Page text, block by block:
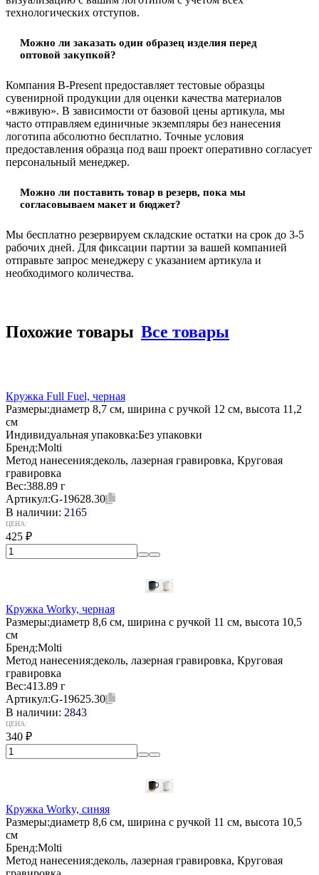
технологических отступов.
Можно ли заказать один образец изделия перед
оптовой закупкой?
Компания B-Present предоставляет тестовые образцы
сувенирной продукции для оценки качества материалов
«вживую». В зависимости от базовой цены артикула, мы
часто отправляем единичные экземпляры без нанесения
логотипа абсолютно бесплатно. Точные условия
предоставления образца под ваш проект оперативно согласует
персональный менеджер.
Можно ли поставить товар в резерв, пока мы
согласовываем макет и бюджет?
Мы бесплатно резервируем складские остатки на срок до 3-5
рабочих дней. Для фиксации партии за вашей компанией
отправьте запрос менеджеру с указанием артикула и
необходимого количества.
Похожие товары Все товары
Кружка Full Fuel, черная
Размеры:диаметр 8,7 см, ширина с ручкой 12 см, высота 11,2
см
Индивидуальная упаковка:Без упаковки
Бренд:Molti
Метод нанесения:деколь, лазерная гравировка, Круговая
гравировка
Вес:388.89 г
Артикул:G-19628.30
В наличии: 2165
ЦЕНА:
425 ₽
Кружка Worky, черная
Размеры:диаметр 8,6 см, ширина с ручкой 11 см, высота 10,5
см
Бренд:Molti
Метод нанесения:деколь, лазерная гравировка, Круговая
гравировка
Вес:413.89 г
Артикул:G-19625.30
В наличии: 2843
ЦЕНА:
340 ₽
Кружка Worky, синяя
Размеры:диаметр 8,6 см, ширина с ручкой 11 см, высота 10,5
см
Бренд:Molti
Метод нанесения:деколь, лазерная гравировка, Круговая